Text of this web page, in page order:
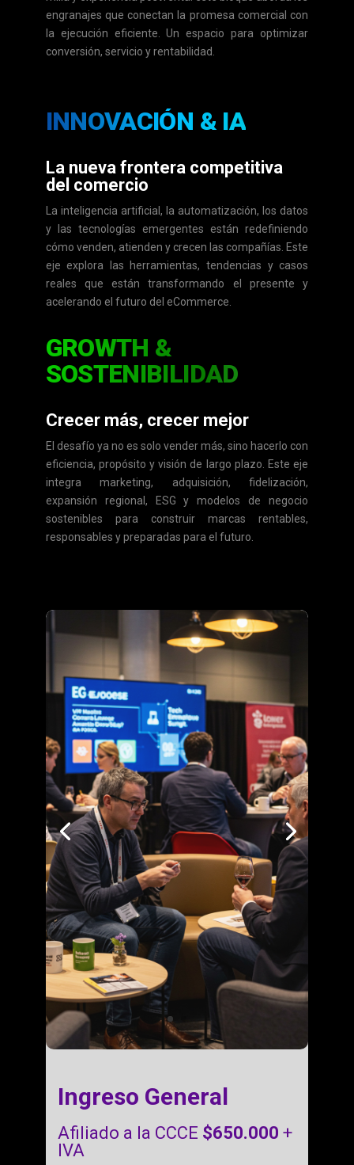
engranajes que conectan la promesa comercial con
la ejecución eficiente. Un espacio para optimizar
conversión, servicio y rentabilidad.
INNOVACIÓN & IA
La nueva frontera competitiva
del comercio
La inteligencia artificial, la automatización, los datos
y las tecnologías emergentes están redefiniendo
cómo venden, atienden y crecen las compañías. Este
eje explora las herramientas, tendencias y casos
reales que están transformando el presente y
acelerando el futuro del eCommerce.
GROWTH &
SOSTENIBILIDAD
Crecer más, crecer mejor
El desafío ya no es solo vender más, sino hacerlo con
eficiencia, propósito y visión de largo plazo. Este eje
integra marketing, adquisición, fidelización,
expansión regional, ESG y modelos de negocio
sostenibles para construir marcas rentables,
responsables y preparadas para el futuro.
Ingreso General
Afiliado a la CCCE $650.000 +
IVA